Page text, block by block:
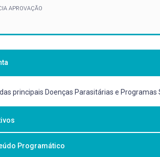
APROVAÇÃO
principais Doenças Parasitárias e Programas
Geral:Programático